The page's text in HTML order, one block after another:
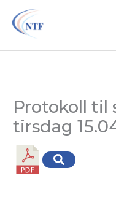
rett
innholdet
Protokoll til
tirsdag